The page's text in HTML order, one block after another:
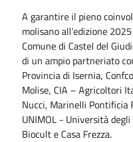
A garantire il pieno
molisano all’edizione
Comune di Castel del
di un ampio partneriato
Provincia di Isernia,
Molise, CIA – Agricoltori
Nucci, Marinelli Pontificia
UNIMOL - Università
Biocult e Casa Frezza.